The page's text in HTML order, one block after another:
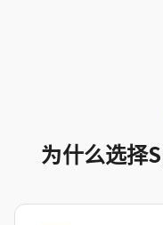
为什么选择